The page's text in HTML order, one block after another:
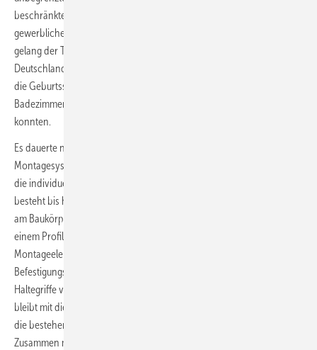
beschränkte sich der Einsatz auf Metallständerprofile für den
gewerblichen Bereich. Ende der 1970er, Anfang der 1980er-Jahre
gelang der Trockenbauweise schließlich der Durchbruch auf
Deutschlands öffentlichen und privaten Sanitärbaustellen. 1985 war
die Geburtsstunde für ein komplettes Installationssystem, mit dem
Badezimmer bis zur fliesenfertigen Oberfläche errichtet werden
konnten.
Es dauerte noch bis 1993, bis das erste komplette Trockenbau-
Montagesystem mit einer stabilen, geprüften Grundkonstruktion für
die individuelle Badgestaltung auf den Markt kam. Das Grundgerüst
besteht bis heute aus einem Vierkantprofil, das über spezielle Winkel
am Baukörper (Wand, Fußboden, Dachschrägen) befestigt wird, sowie
einem Profilverbinder, der die Vierkantprofile miteinander vereint.
Montageelemente (für WC, Waschtisch, Urinal usw.), Traversen und
Befestigungsmöglichkeiten für Rohrleitungen sowie Stütz- und
Haltegriffe vervollständigen das Sortiment. Die Statik der Bausubstanz
bleibt mit dieser Technik unberührt, da die Konstruktion einfach vor
die bestehende Wand – als Raum-in-Raum-Lösung – gestellt wird.
Zusammen mit den Gipskartonplatten entsteht eine stabile,